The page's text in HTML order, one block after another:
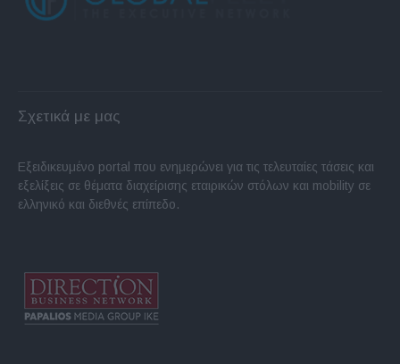
Σχετικά με μας
Εξειδικευμένο portal που ενημερώνει για τις τελευταίες τάσεις και
εξελίξεις σε θέματα διαχείρισης εταιρικών στόλων και mobility σε
ελληνικό και διεθνές επίπεδο.